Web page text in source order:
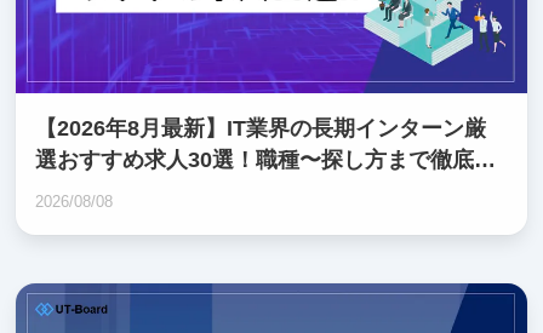
【2026年8月最新】IT業界の長期インターン厳
選おすすめ求人30選！職種〜探し方まで徹底解
説
2026/08/08